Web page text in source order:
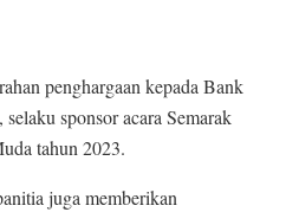
penghargaan kepada Bank
sponsor acara Semarak
tahun 2023.
juga memberikan